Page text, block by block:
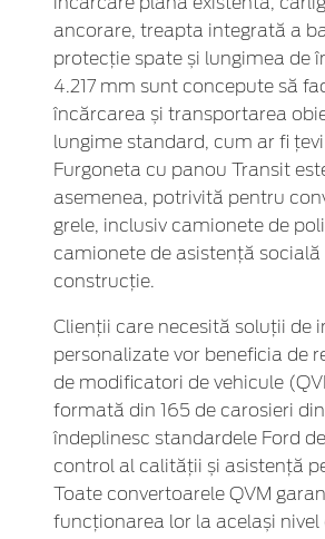
ancorare, treapta integrată a
protecție spate și lungimea de
4.217 mm sunt concepute să
încărcarea și transportarea
lungime standard, cum ar fi
Furgoneta cu panou Transit
asemenea, potrivită pentru
grele, inclusiv camionete de
camionete de asistență socială
construcție.
Clienții care necesită soluții de
personalizate vor beneficia de
de modificatori de vehicule
formată din 165 de carosieri
îndeplinesc standardele Ford
control al calității și asistență
Toate convertoarele QVM
funcționarea lor la același nivel